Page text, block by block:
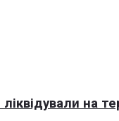
ліквідували на